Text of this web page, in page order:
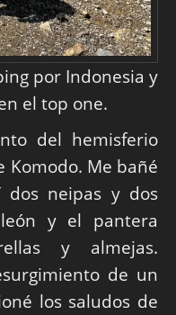
por Indonesia y
el top one.
del hemisferio
Komodo. Me bañé
dos neipas y dos
y el pantera
y almejas.
de un
los saludos de